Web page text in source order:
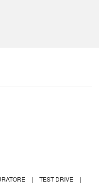
| TEST DRIVE
|